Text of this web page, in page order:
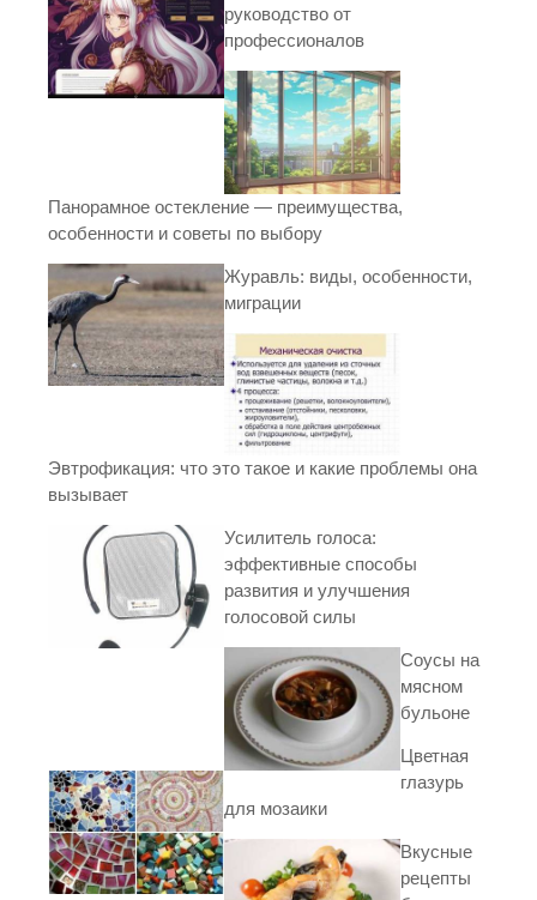
руководство от
профессионалов
Панорамное остекление — преимущества,
особенности и советы по выбору
Журавль: виды, особенности,
миграции
Эвтрофикация: что это такое и какие проблемы она
вызывает
Усилитель голоса:
эффективные способы
развития и улучшения
голосовой силы
Соусы на
мясном
бульоне
Цветная
глазурь
для мозаики
Вкусные
рецепты